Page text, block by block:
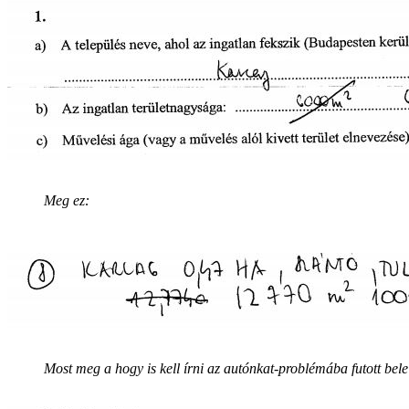
Meg ez:
Most meg a hogy is kell írni az autónkat-problémába futott